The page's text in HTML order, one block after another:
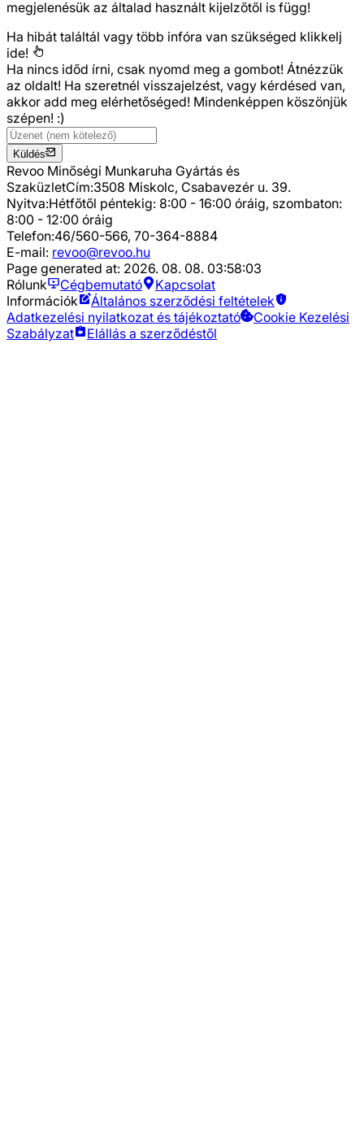
megjelenésük az általad használt kijelzőtől is függ!
Ha hibát találtál vagy több infóra van szükséged klikkelj
ide!
Ha nincs időd írni, csak nyomd meg a gombot! Átnézzük
az oldalt! Ha szeretnél visszajelzést, vagy kérdésed van,
akkor add meg elérhetőséged! Mindenképpen köszönjük
szépen! :)
Küldés
Revoo Minőségi Munkaruha Gyártás és
SzaküzletCím:3508 Miskolc, Csabavezér u. 39.
Nyitva:Hétfőtől péntekig: 8:00 - 16:00 óráig, szombaton:
8:00 - 12:00 óráig
Telefon:46/560-566, 70-364-8884
E-mail: revoo@revoo.hu
Page generated at: 2026. 08. 08. 03:58:03
Rólunk
Cégbemutató
Kapcsolat
Információk
Általános szerződési feltételek
Adatkezelési nyilatkozat és tájékoztató
Cookie Kezelési
Szabályzat
Elállás a szerződéstől